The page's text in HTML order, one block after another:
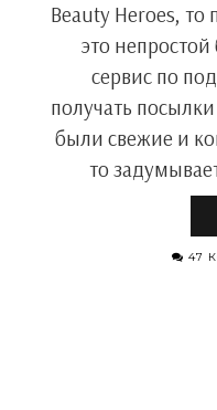
Beauty Heroes,
это
сервис по
получать
были свежие и
то
47